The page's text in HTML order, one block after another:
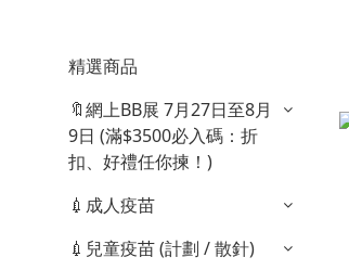
精選商品
🔖網上BB展 7月27日至8月
9日 (滿$3500必入碼：折
扣、好禮任你揀！)
💉成人疫苗
💉兒童疫苗 (計劃 / 散針)